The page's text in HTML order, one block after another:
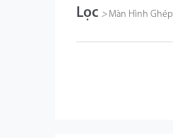
Lọc > Màn Hình Ghép